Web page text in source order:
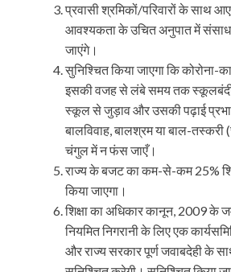
प्रवासी श्रमिकों/परिवारों के साथ
आवश्यकता के उचित अनुपात में
जाएंगे।
सुनिश्चित किया जाएगा कि कोरोना-
इसकी वजह से लंबे समय तक
स्कूल से जुड़ाव और उसकी पढ़ाई
बालविवाह, बालश्रम या बाल-
चंगुल में न फंस जाएँ।
राज्य के बजट का कम-से-कम 25%
किया जाएगा।
शिक्षा का अधिकार कानून, 2009 के
नियमित निगरानी के लिए एक
और राज्य सरकार पूर्ण जवाबदेही के